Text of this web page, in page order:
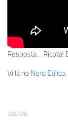
Resposta… Ricota!
Vi lá no Nerd Etílico.
GOSTOU